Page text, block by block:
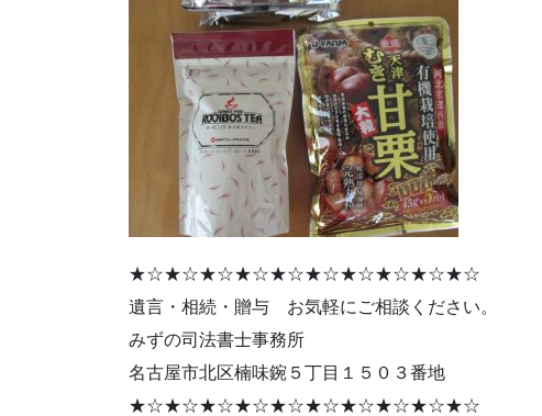
★☆★☆★☆★☆★☆★☆★☆★☆★☆★☆
遺言・相続・贈与 お気軽にご相談ください。
みずの司法書士事務所
名古屋市北区楠味鋺５丁目１５０３番地
★☆★☆★☆★☆★☆★☆★☆★☆★☆★☆